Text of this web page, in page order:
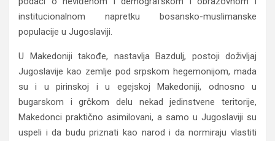
institucionalnom napretku bosansko-muslimanske
populacije u Jugoslaviji.
U Makedoniji takođe, nastavlja Bazdulj, postoji doživljaj
Jugoslavije kao zemlje pod srpskom hegemonijom, mada
su i u pirinskoj i u egejskoj Makedoniji, odnosno u
bugarskom i grčkom delu nekad jedinstvene teritorije,
Makedonci praktično asimilovani, a samo u Jugoslaviji su
uspeli i da budu priznati kao narod i da normiraju vlastiti